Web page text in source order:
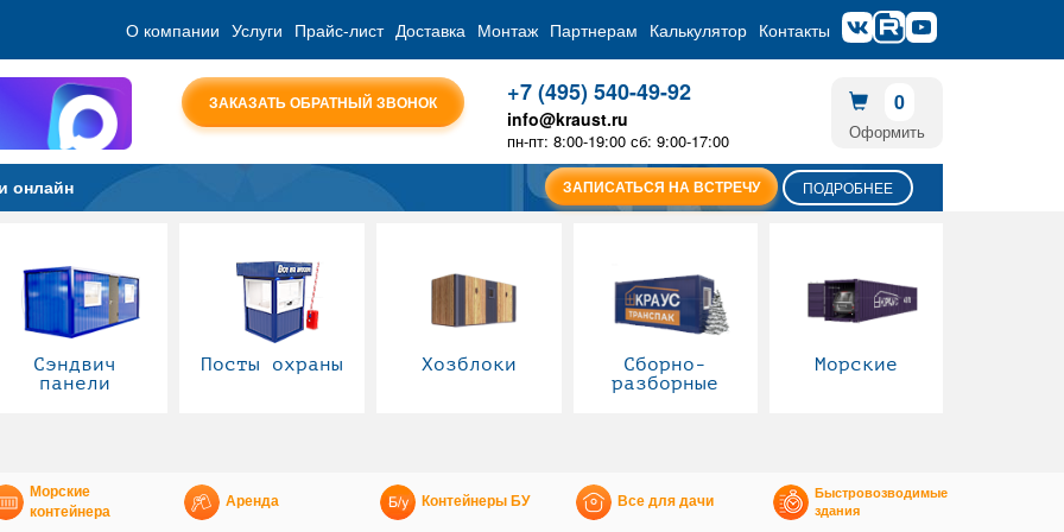
О компании Услуги Прайс-лист Доставка Монтаж Партнерам Калькулятор Контакты
ЗАКАЗАТЬ ОБРАТНЫЙ ЗВОНОК +7 (495) 540-49-92
info@kraust.ru
пн-пт: 8:00-19:00 сб: 9:00-17:00
0
Оформить
онлайн ЗАПИСАТЬСЯ НА ВСТРЕЧУ ПОДРОБНЕЕ
Сэндвич
панели
Посты охраны Хозблоки
Сборно-
разборные
Морские
Морские
контейнера
Аренда Контейнеры БУ Все для дачи
Быстровозводимые
здания